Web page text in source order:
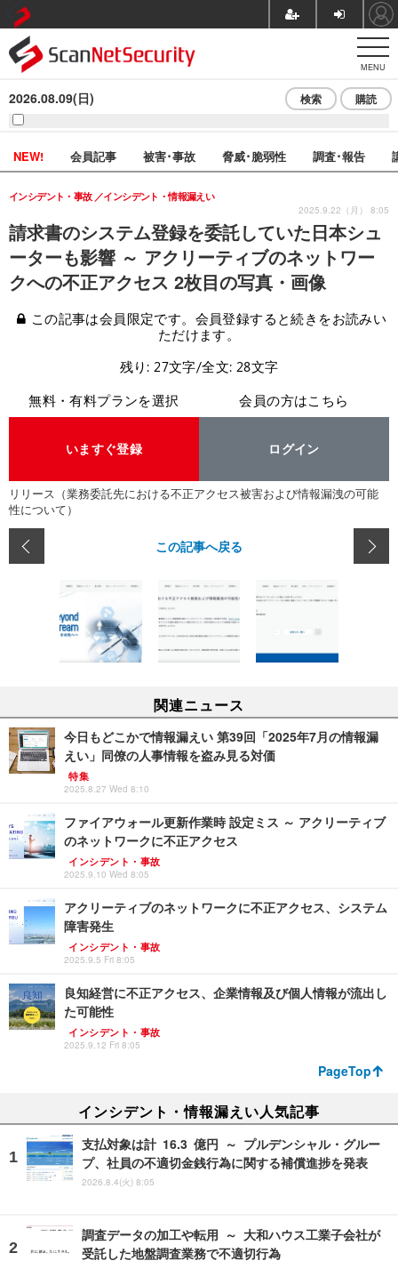
MENU
2026.08.09(日) 検索 購読
NEW! 会員記事 被害･事故 脅威･脆弱性 調査･報告
請求書のシステム登録を委託していた日本シュ
ーターも影響 ～ アクリーティブのネットワー
クへの不正アクセス 2枚目の写真・画像
インシデント・事故 インシデント・情報漏えい
2025.9.22（月） 8:05
この記事は会員限定です。会員登録すると続きをお読みい
ただけます。
残り: 27文字/全文: 28文字
無料・有料プランを選択
いますぐ登録
会員の方はこちら
ログイン
リリース（業務委託先における不正アクセス被害および情報漏洩の可能
性について）
この記事へ戻る
関連ニュース
今日もどこかで情報漏えい 第39回「2025年7月の情報漏
えい」同僚の人事情報を盗み見る対価
特集
2025.8.27 Wed 8:10
ファイアウォール更新作業時 設定ミス ～ アクリーティブ
のネットワークに不正アクセス
インシデント・事故
2025.9.10 Wed 8:05
アクリーティブのネットワークに不正アクセス、システム
障害発生
インシデント・事故
2025.9.5 Fri 8:05
良知経営に不正アクセス、企業情報及び個人情報が流出し
た可能性
インシデント・事故
2025.9.12 Fri 8:05
PageTop
インシデント・情報漏えい人気記事
支払対象は計 16.3 億円 ～ プルデンシャル・グルー
プ、社員の不適切金銭行為に関する補償進捗を発表
2026.8.4(火) 8:05
調査データの加工や転用 ～ 大和ハウス工業子会社が
受託した地盤調査業務で不適切行為